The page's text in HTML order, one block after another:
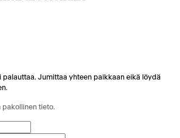
palauttaa. Jumittaa yhteen paikkaan eikä löydä
pakollinen tieto.